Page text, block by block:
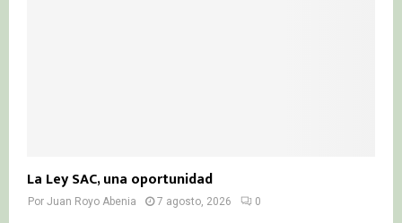
La Ley SAC, una oportunidad
Por Juan Royo Abenia 7 agosto, 2026 0